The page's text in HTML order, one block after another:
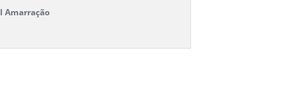
Amarração